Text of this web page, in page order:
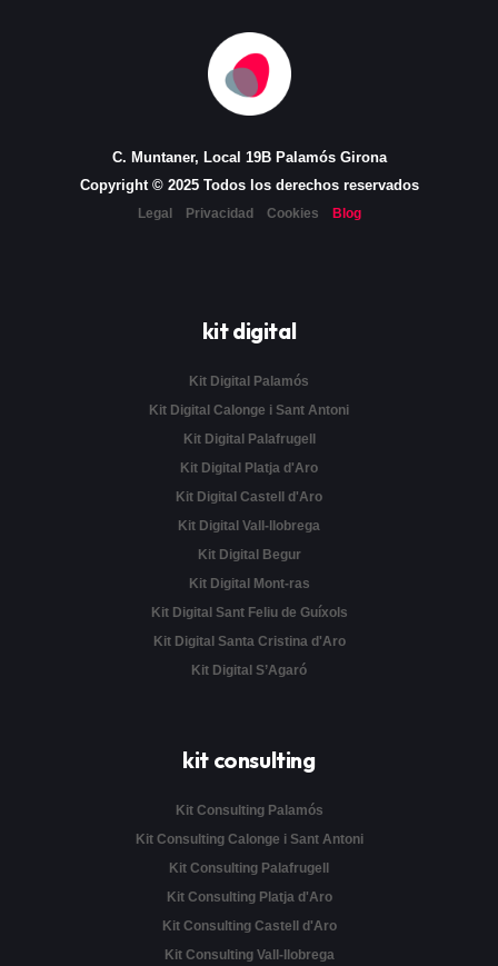
C. Muntaner, Local 19B Palamós Girona
Copyright © 2025 Todos los derechos reservados
Legal Privacidad Cookies Blog
kit digital
Kit Digital Palamós
Kit Digital Calonge i Sant Antoni
Kit Digital Palafrugell
Kit Digital Platja d'Aro
Kit Digital Castell d'Aro
Kit Digital Vall-llobrega
Kit Digital Begur
Kit Digital Mont-ras
Kit Digital Sant Feliu de Guíxols
Kit Digital Santa Cristina d'Aro
Kit Digital S’Agaró
kit consulting
Kit Consulting Palamós
Kit Consulting Calonge i Sant Antoni
Kit Consulting Palafrugell
Kit Consulting Platja d'Aro
Kit Consulting Castell d'Aro
Kit Consulting Vall-llobrega